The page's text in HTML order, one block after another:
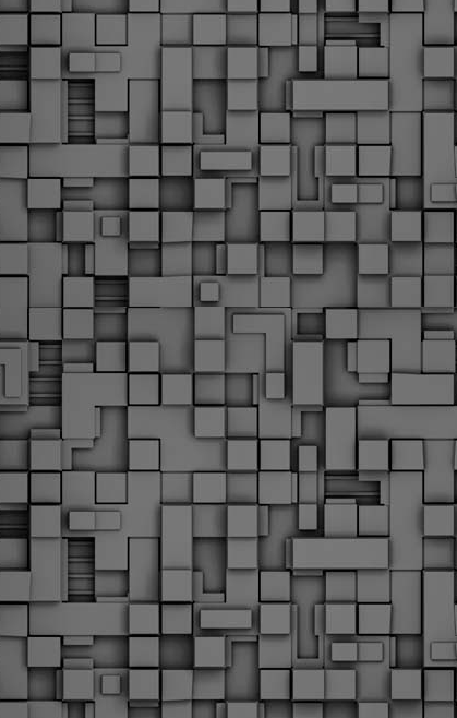
σε δήμους της χώρας. Το Dimastin, αναζητεί σχετικό
φωτογραφικό υλικό στο διαδίκτυο και σας το παρουσιάζει σε
αυτή την ανάρτηση. Επίσης, σας καλούμε, αν διαπιστώσετε ότι
μας έχουν "ξεφύγει" ορκωμοσίες, μπορείτε να στέλνετε το
φωτογραφικό τους υλικό στο dimasthes@gmail.gr ώστε να το
δημοσιεύουμε εδώ, άμεσα.
MAR
Θεσσαλονίκη: Ορκίστηκαν οι 75 νέοι δημοτικοί
αστυνομικοί – Τι τους ζήτησε ο Αγγελούδης
Ενισχύεται το έργο της δημοτικής αστυνομίας στο δήμο
Θεσσαλονίκης καθώς το πρωί της Τετάρτης 18 Μαρτίου
ορκίστηκαν οι 75 νέοι δημοτικοί αστυνομικοί.
«Με αυτούς, σε λίγους μήνες αποκτά ένα ισχυρό σώμα η
δημοτική αστυνομία. Θα είναι πιο κοντά στον πολίτη. Είχα την
ευκαιρία να είμαι σήμερα στην ορκωμοσία τους.
MAR
Ξεκίνησαν εδώ και μια εβδομάδα οι αφίξεις των
νεοπροσληφθέντων Δημοτικών Αστυνομικών στους
δήμους και οι ορκωμοσίες τους - Πλήρες
Μεγάλες μέρες ζει ο "οργανισμός" της Δημοτικής Αστυνομίας!
Να θυμίσουμε ότι κανονικές προσλήψεις στην Δημοτική
Αστυνομία έχουν να γίνουν από το 2010. Δεκαέξι ολόκληρα
χρόνια! Και βέβαια, ακόμη και με αυτές τις προσλήψεις, δεν
φτάνουμε ούτε τα 2/3 των Δημοτικών Αστυνομικών που
υπηρετούσαν το 2013 προ της κατάργησης της υπηρεσίας με
απόφαση του σημερινού πρωθυπουργού Κυριάκου Μητσοτάκη. Ας
είναι...
2
Δημοτική Αστυνομία Θεσσαλονίκης: Διμηνιαίος
απολογισμός ελέγχων τήρησης νομοθεσίας